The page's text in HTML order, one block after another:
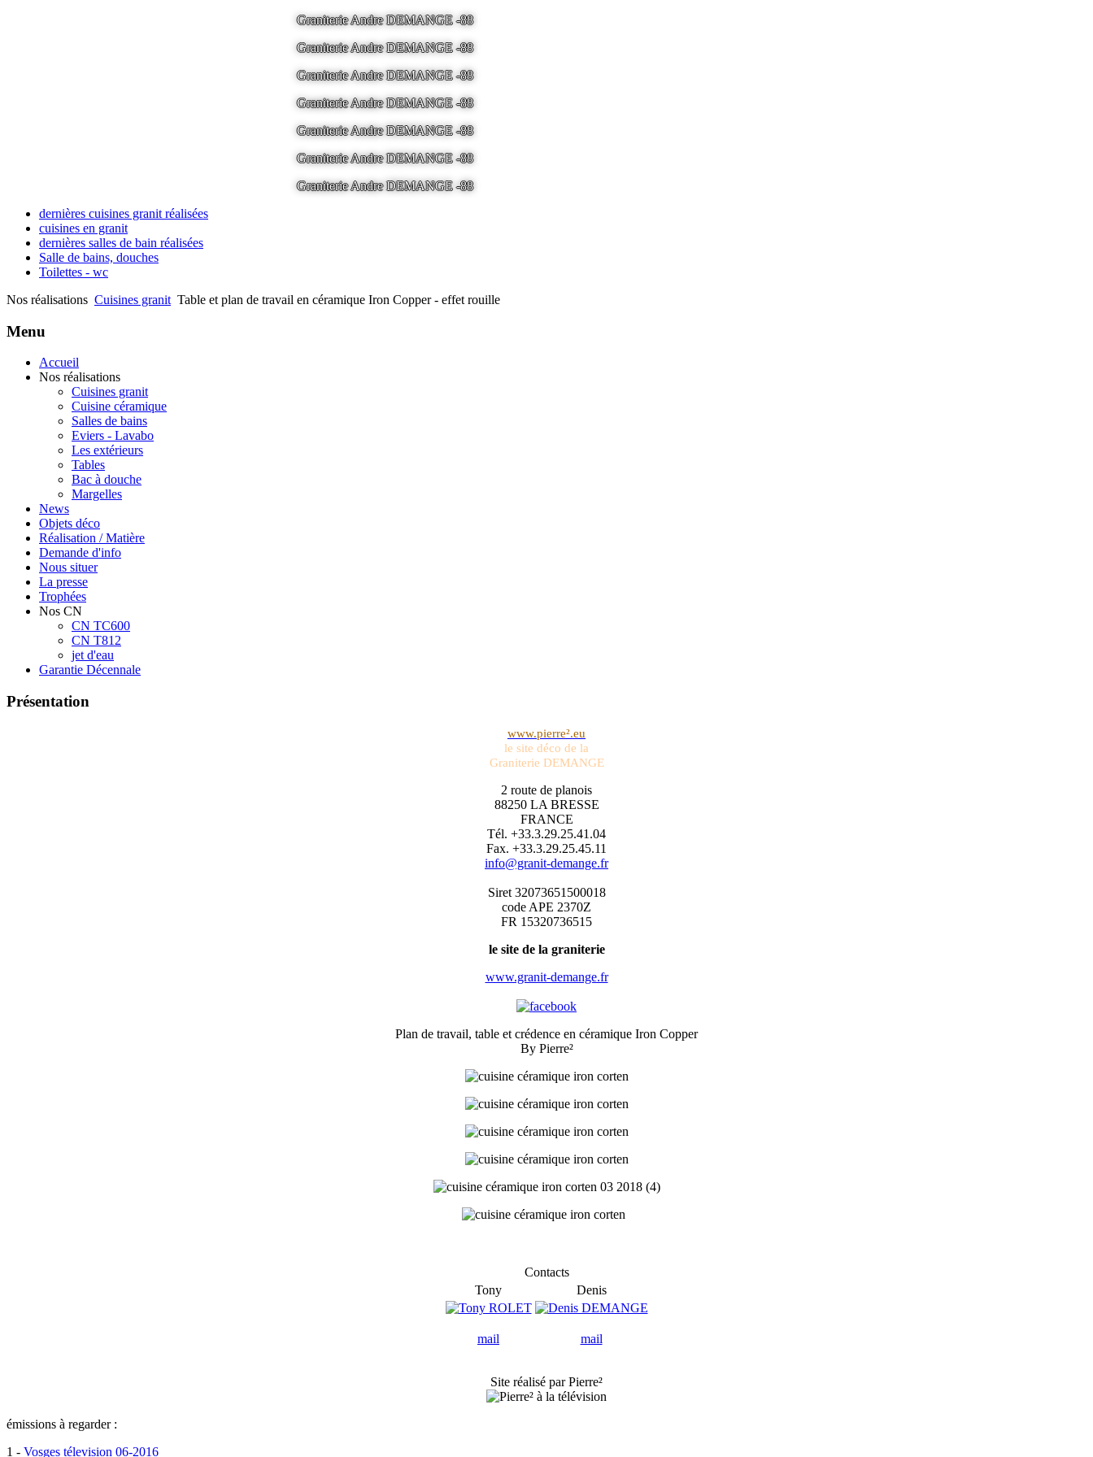
Graniterie Andre DEMANGE -88
Graniterie Andre DEMANGE -88
Graniterie Andre DEMANGE -88
Graniterie Andre DEMANGE -88
Graniterie Andre DEMANGE -88
Graniterie Andre DEMANGE -88
Graniterie Andre DEMANGE -88
dernières cuisines granit réalisées
cuisines en granit
dernières salles de bain réalisées
Salle de bains, douches
Toilettes - wc
Nos réalisations Cuisines granit Table et plan de travail en céramique Iron Copper - effet rouille
Menu
Accueil
Nos réalisations
Cuisines granit
Cuisine céramique
Salles de bains
Eviers - Lavabo
Les extérieurs
Tables
Bac à douche
Margelles
News
Objets déco
Réalisation / Matière
Demande d'info
Nous situer
La presse
Trophées
Nos CN
CN TC600
CN T812
jet d'eau
Garantie Décennale
Présentation
www.pierre².eu
le site déco de la
Graniterie DEMANGE
2 route de planois
88250 LA BRESSE
FRANCE
Tél. +33.3.29.25.41.04
Fax. +33.3.29.25.45.11
info@granit-demange.fr
Siret 32073651500018
code APE 2370Z
FR 15320736515
le site de la graniterie
www.granit-demange.fr
Plan de travail, table et crédence en céramique Iron Copper
By Pierre²
Contacts
Tony
Denis
mail mail
Site réalisé par Pierre²
émissions à regarder :
1 - Vosges télevision 06-2016